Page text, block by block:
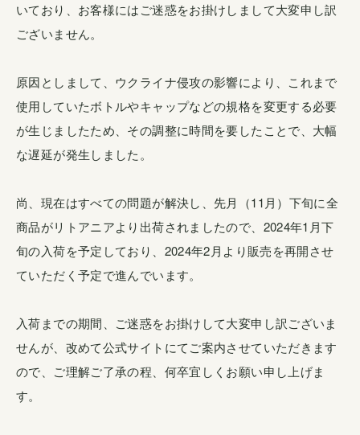
いており、お客様にはご迷惑をお掛けしまして大変申し訳
ございません。
原因としまして、ウクライナ侵攻の影響により、これまで
使用していたボトルやキャップなどの規格を変更する必要
が生じましたため、その調整に時間を要したことで、大幅
な遅延が発生しました。
尚、現在はすべての問題が解決し、先月（11月）下旬に全
商品がリトアニアより出荷されましたので、2024年1月下
旬の入荷を予定しており、2024年2月より販売を再開させ
ていただく予定で進んでいます。
入荷までの期間、ご迷惑をお掛けして大変申し訳ございま
せんが、改めて公式サイトにてご案内させていただきます
ので、ご理解ご了承の程、何卒宜しくお願い申し上げま
す。